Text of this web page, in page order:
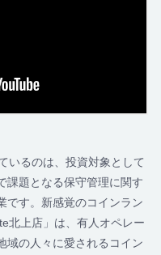
いるのは、投資対象として
課題となる保守管理に関す
です。新感覚のコインラン
北上店」は、有人オペレー
域の人々に愛されるコイン